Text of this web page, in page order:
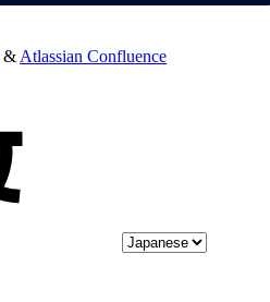
& Atlassian Confluence